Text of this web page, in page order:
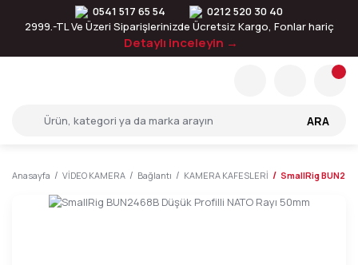
0541 517 65 54
0212 520 30 40
2999.-TL Ve Üzeri Siparişlerinizde Ücretsiz Kargo, Fonlar hariç
Detaylı inceleyin →
ARA
Anasayfa VİDEO KAMERA Bağlantı KAMERA KAFESLERİ SmallRig